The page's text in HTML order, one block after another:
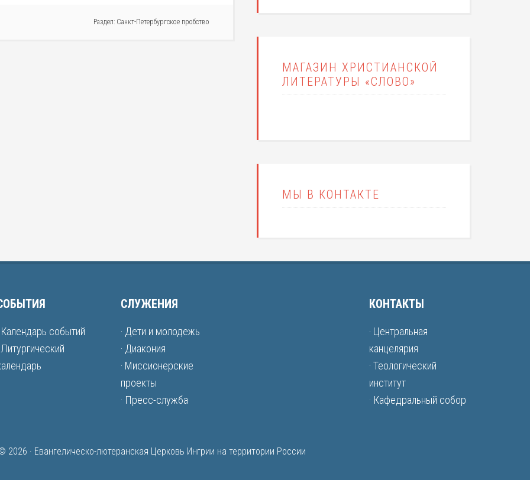
Раздел: Санкт-Петербургское пробство
МАГАЗИН ХРИСТИАНСКОЙ
ЛИТЕРАТУРЫ «СЛОВО»
МЫ В КОНТАКТЕ
Календарь событий
Литургический
СЛУЖЕНИЯ
· Дети и молодежь
· Диакония
· Миссионерские
проекты
· Пресс-служба
КОНТАКТЫ
· Центральная
канцелярия
· Теологический
институт
· Кафедральный собор
2026 · Евангелическо-лютеранская Церковь Ингрии на территории России